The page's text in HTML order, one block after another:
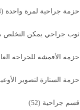
حزمة جراحية لمرة واحدة (134)
ثوب جراحي يمكن التخلص
حزمة الأقمشة للجراحة
حزمة الستارة لتصوير
قسم جراحية (52)